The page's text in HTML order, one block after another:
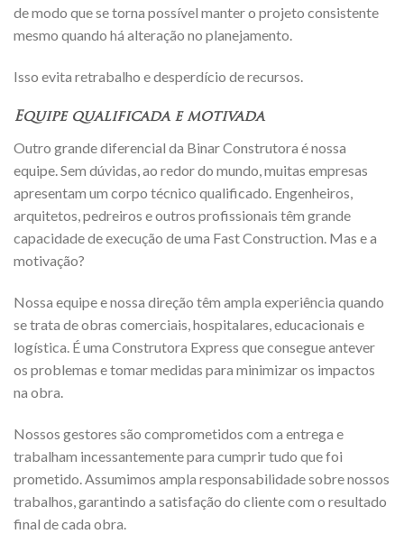
de modo que se torna possível manter o projeto consistente
mesmo quando há alteração no planejamento.
Isso evita retrabalho e desperdício de recursos.
Equipe qualificada e motivada
Outro grande diferencial da Binar Construtora é nossa
equipe. Sem dúvidas, ao redor do mundo, muitas empresas
apresentam um corpo técnico qualificado. Engenheiros,
arquitetos, pedreiros e outros profissionais têm grande
capacidade de execução de uma Fast Construction. Mas e a
motivação?
Nossa equipe e nossa direção têm ampla experiência quando
se trata de obras comerciais, hospitalares, educacionais e
logística. É uma Construtora Express que consegue antever
os problemas e tomar medidas para minimizar os impactos
na obra.
Nossos gestores são comprometidos com a entrega e
trabalham incessantemente para cumprir tudo que foi
prometido. Assumimos ampla responsabilidade sobre nossos
trabalhos, garantindo a satisfação do cliente com o resultado
final de cada obra.